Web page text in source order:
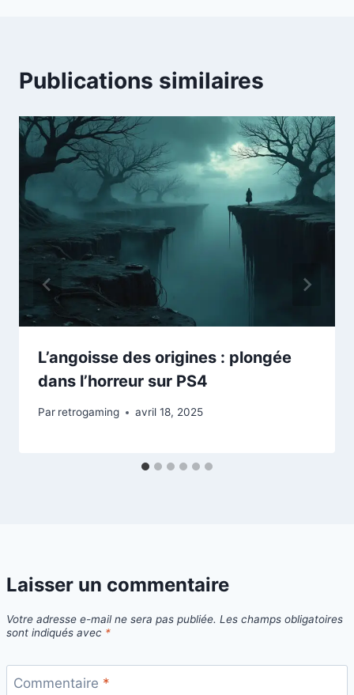
Publications similaires
L’angoisse des origines : plongée
dans l’horreur sur PS4
Par retrogaming avril 18, 2025
Laisser un commentaire
Votre adresse e-mail ne sera pas publiée. Les champs obligatoires
sont indiqués avec *
Commentaire *